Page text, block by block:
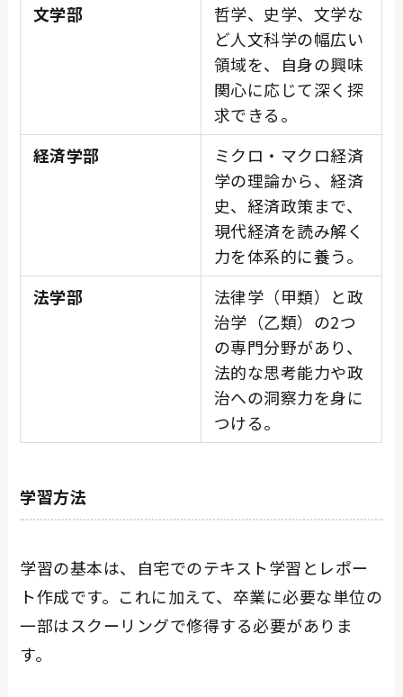
文学部
哲学、史学、文学な
ど人文科学の幅広い
領域を、自身の興味
関心に応じて深く探
求できる。
経済学部
ミクロ・マクロ経済
学の理論から、経済
史、経済政策まで、
現代経済を読み解く
力を体系的に養う。
法学部
法律学（甲類）と政
治学（乙類）の2つ
の専門分野があり、
法的な思考能力や政
治への洞察力を身に
つける。
学習方法
学習の基本は、自宅でのテキスト学習とレポー
ト作成です。これに加えて、卒業に必要な単位の
一部はスクーリングで修得する必要がありま
す。